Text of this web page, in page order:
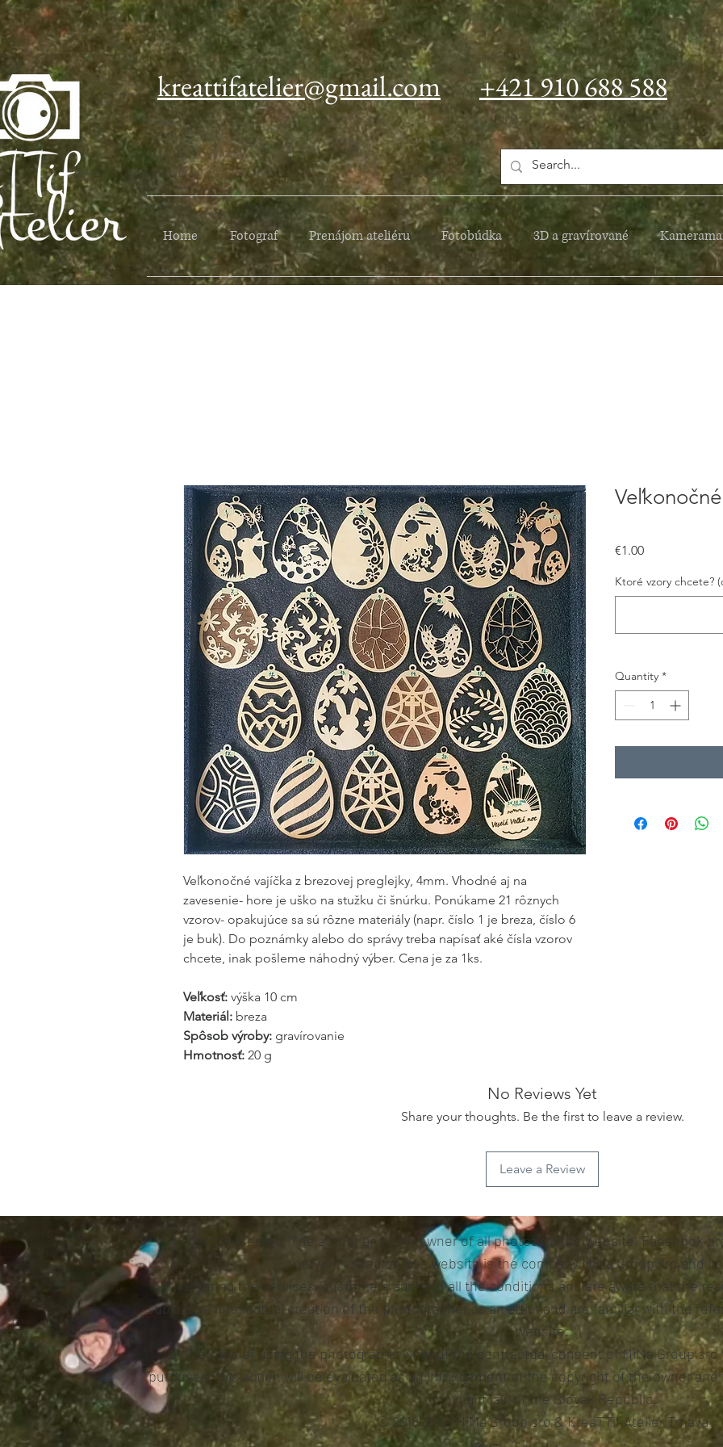
kreattifatelier@gmail.com +421 910 688 588
Home Fotograf Prenájom ateliéru Fotobúdka 3D a gravírované
Veľkonočné vajíčka z brezovej preglejky, 4mm. Vhodné aj na
zavesenie- hore je uško na stužku či šnúrku. Ponúkame 21 rôznych
vzorov- opakujúce sa sú rôzne materiály (napr. číslo 1 je breza, číslo 6
je buk). Do poznámky alebo do správy treba napísať aké čísla vzorov
chcete, inak pošleme náhodný výber. Cena je za 1ks.
Veľkosť: výška 10 cm
Materiál: breza
Spôsob výroby: gravírovanie
Hmotnosť: 20 g
€1.00Price
Ktoré vzory chcete?
Quantity *
No Reviews Yet
Share your thoughts. Be the first to leave a review.
Leave a Review
All rights reserved. The author and sole owner of all photos on the website, Facebook
network listed on this website is the company MiMa Group sro and its
By ordering the services, customers agree to all the conditions and are aware that the
subjective intellectual creation of the photographer as an artist and are familiar with the
website.
In the case of using the photographs without the contractual consent of MiMa Group
purposes, this action will be evaluated as an infringement of the copyright of the owner
copyright law of the Slovak Republic.
© 2018-2021 MiMa Group sro & KreaTTif Atelier Trnava